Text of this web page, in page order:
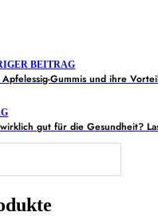
BEITRAG
Apfelessig-Gummis und ihre